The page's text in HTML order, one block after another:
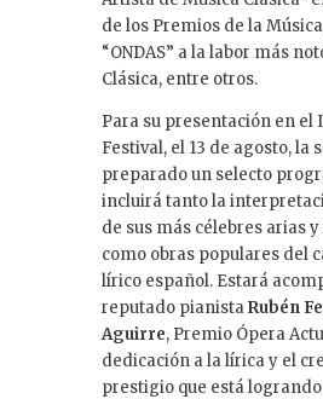
de los Premios de la
“ONDAS” a la labor más
Clásica, entre otros.
Para su presentación en el
Festival, el 13 de agosto, la
preparado un selecto
incluirá tanto la
de sus más célebres arias
como obras populares del
lírico español. Estará
reputado pianistaRubén
Aguirre, Premio Ópera
dedicación a la lírica y el
prestigio que está